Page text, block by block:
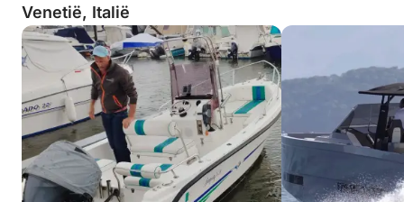
Venetië, Italië